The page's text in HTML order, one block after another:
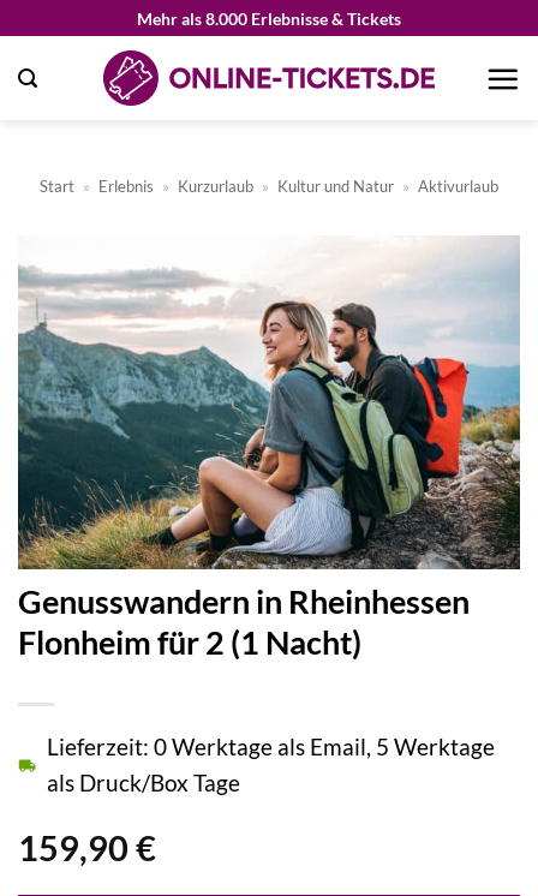
springen
Mehr als 8.000 Erlebnisse & Tickets
Start » Erlebnis » Kurzurlaub » Kultur und Natur » Aktivurlaub
Genusswandern in Rheinhessen
Flonheim für 2 (1 Nacht)
159,90 €
Lieferzeit: 0 Werktage als Email, 5 Werktage
als Druck/Box Tage